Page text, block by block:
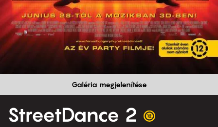
Galéria megjelenítése
StreetDance 2